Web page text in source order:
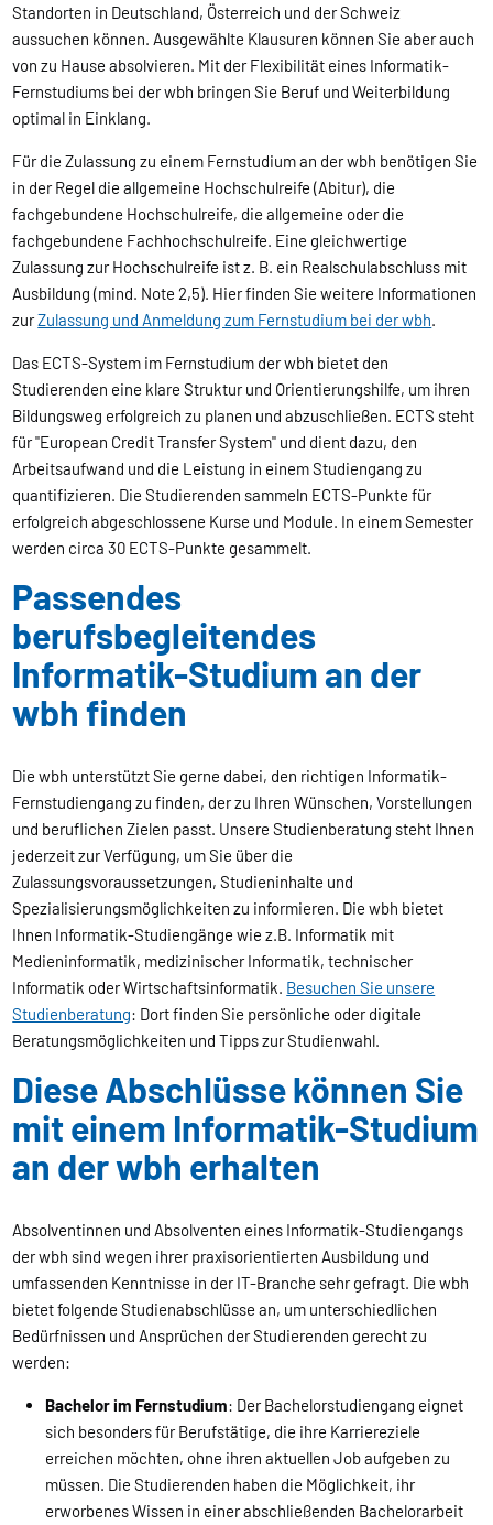
Standorten in Deutschland, Österreich und der Schweiz
aussuchen können. Ausgewählte Klausuren können Sie aber auch
von zu Hause absolvieren. Mit der Flexibilität eines Informatik-
Fernstudiums bei der wbh bringen Sie Beruf und Weiterbildung
optimal in Einklang.
Für die Zulassung zu einem Fernstudium an der wbh benötigen Sie
in der Regel die allgemeine Hochschulreife (Abitur), die
fachgebundene Hochschulreife, die allgemeine oder die
fachgebundene Fachhochschulreife. Eine gleichwertige
Zulassung zur Hochschulreife ist z. B. ein Realschulabschluss mit
Ausbildung (mind. Note 2,5). Hier finden Sie weitere Informationen
zurZulassung und Anmeldung zum Fernstudium bei der wbh.
Das ECTS-System im Fernstudium der wbh bietet den
Studierenden eine klare Struktur und Orientierungshilfe, um ihren
Bildungsweg erfolgreich zu planen und abzuschließen. ECTS steht
für "European Credit Transfer System" und dient dazu, den
Arbeitsaufwand und die Leistung in einem Studiengang zu
quantifizieren. Die Studierenden sammeln ECTS-Punkte für
erfolgreich abgeschlossene Kurse und Module. In einem Semester
werden circa 30 ECTS-Punkte gesammelt.
Passendes
berufsbegleitendes
Informatik-Studium an der
wbh finden
Die wbh unterstützt Sie gerne dabei, den richtigen Informatik-
Fernstudiengang zu finden, der zu Ihren Wünschen, Vorstellungen
und beruflichen Zielen passt. Unsere Studienberatung steht Ihnen
jederzeit zur Verfügung, um Sie über die
Zulassungsvoraussetzungen, Studieninhalte und
Spezialisierungsmöglichkeiten zu informieren. Die wbh bietet
Ihnen Informatik-Studiengänge wie z.B. Informatik mit
Medieninformatik, medizinischer Informatik, technischer
Informatik oder Wirtschaftsinformatik. Besuchen Sie unsere
Studienberatung: Dort finden Sie persönliche oder digitale
Beratungsmöglichkeiten und Tipps zur Studienwahl.
Diese Abschlüsse können Sie
mit einem Informatik-Studium
an der wbh erhalten
Absolventinnen und Absolventen eines Informatik-Studiengangs
der wbh sind wegen ihrer praxisorientierten Ausbildung und
umfassenden Kenntnisse in der IT-Branche sehr gefragt. Die wbh
bietet folgende Studienabschlüsse an, um unterschiedlichen
Bedürfnissen und Ansprüchen der Studierenden gerecht zu
werden:
Bachelor im Fernstudium: Der Bachelorstudiengang eignet
sich besonders für Berufstätige, die ihre Karriereziele
erreichen möchten, ohne ihren aktuellen Job aufgeben zu
müssen. Die Studierenden haben die Möglichkeit, ihr
erworbenes Wissen in einer abschließenden Bachelorarbeit